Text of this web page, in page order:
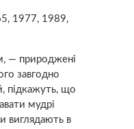
1977, 1989,
— природжені
завгодно
підкажуть, що
мудрі
виглядають в